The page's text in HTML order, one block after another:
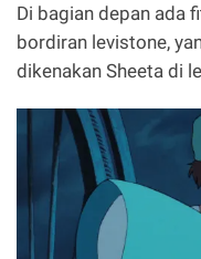
Di bagian depan ada
bordiran levistone,
dikenakan Sheeta di